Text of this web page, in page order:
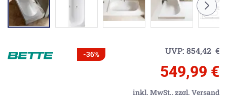
-36% UVP: 854,42€
549,99 €
inkl. MwSt.,zzgl. Versand